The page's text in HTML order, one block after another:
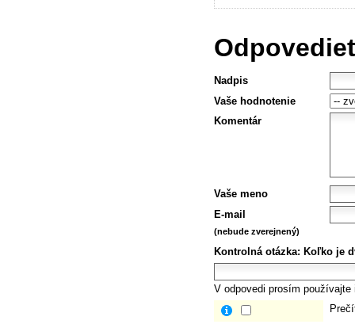
Nadpis
Vaše hodnotenie
Komentár
Vaše meno
E-mail
(nebude zverejnený)
Kontrolná otázka: Koľko je
V odpovedi prosím